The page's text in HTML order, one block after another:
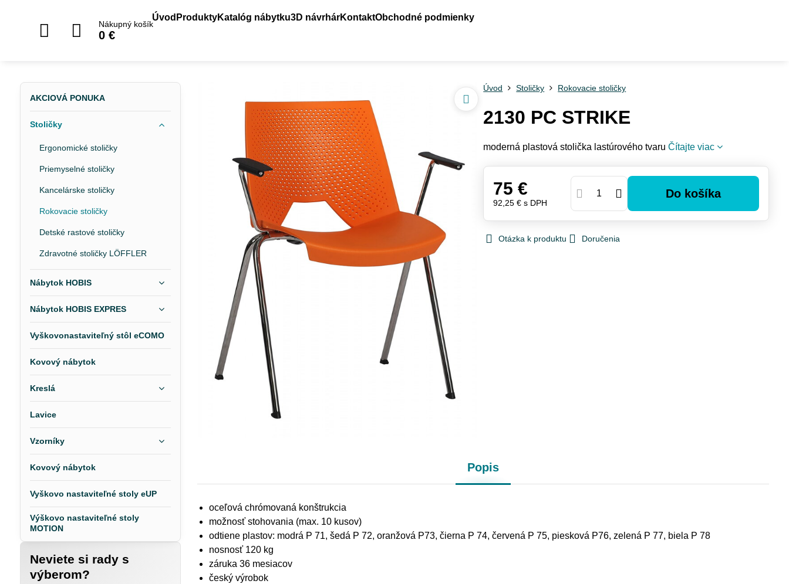
Nákupný košík
0 €
Úvod ProduktyKatalóg nábytku3D návrhárKontaktObchodné podmienky
Úvod Stoličky Rokovacie stoličky
2130 PC STRIKE
moderná plastová stolička lastúrového tvaruČítajte viac
75 €
92,25 €s DPH
Do košíka
Otázka k produktu Doručenia
Popis
oceľová chrómovaná konštrukcia
možnosť stohovania (max. 10 kusov)
odtiene plastov: modrá P 71, šedá P 72, oranžová P73, čierna P 74, červená P 75, piesková P76, zelená P 77, biela P 78
nosnosť 120 kg
záruka 36 mesiacov
český výrobok
AKCIOVÁ PONUKA
Stoličky
Ergonomické stoličky
Priemyselné stoličky
Kancelárske stoličky
Rokovacie stoličky
Detské rastové stoličky
Zdravotné stoličky LÖFFLER
Nábytok HOBIS
Nábytok HOBIS EXPRES
Vyškovonastaviteľný stôl eCOMO
Kovový nábytok
Kreslá
Lavice
Vzorníky
Kovový nábytok
Vyškovo nastaviteľné stoly eUP
Výškovo nastaviteľné stoly
MOTION
Neviete si rady s
výberom?